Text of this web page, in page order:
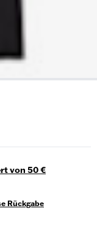
von 50 €
Rückgabe